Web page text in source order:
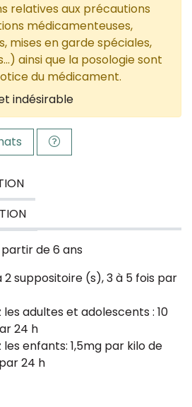
relatives aux précautions
médicamenteuses,
mises en garde spéciales,
ainsi que la posologie sont
du médicament.
indésirable
de 6 ans
2 suppositoire (s), 3 à 5 fois par
les adultes et adolescents : 10
24 h
les enfants: 1,5mg par kilo de
24 h